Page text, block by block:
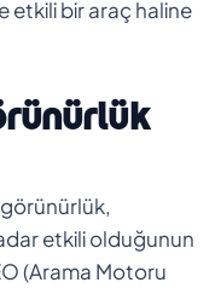
etkili bir araç haline
etkili olduğunun
(Arama Motoru